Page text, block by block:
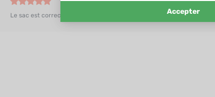
Le sac est correctement arrivé, merci tonton